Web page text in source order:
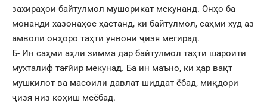
захираҳои байтулмол мушорикат мекунанд. Онҳо ба
монанди хазонаҳое ҳастанд, ки байтулмол, саҳми худ аз
амволи онҳоро таҳти унвони ҷизя мегирад.
Б- Ин саҳми аҳли зимма дар байтулмол таҳти шароити
мухталиф тағйир мекунад. Ба ин маъно, ки ҳар вақт
мушкилот ва масоили давлат шиддат ёбад, миқдори
ҷизя низ коҳиш меёбад.